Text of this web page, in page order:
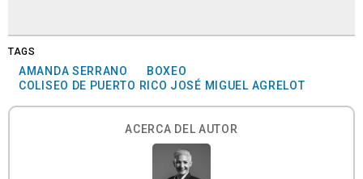
TAGS
AMANDA SERRANO
BOXEO
COLISEO DE PUERTO RICO JOSÉ MIGUEL AGRELOT
ACERCA DEL AUTOR